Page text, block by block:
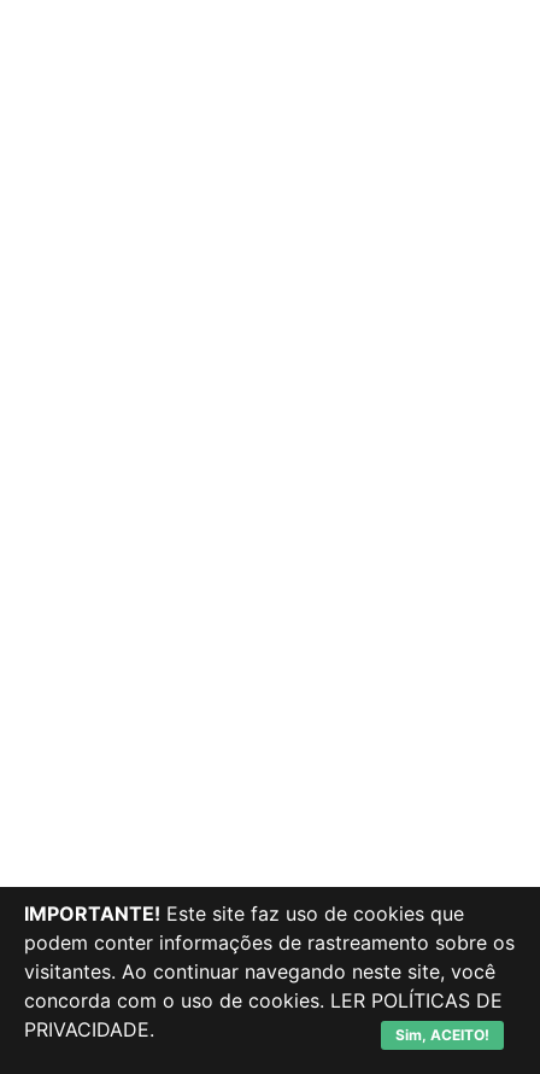
IMPORTANTE! Este site faz uso de cookies que
podem conter informações de rastreamento sobre os
visitantes. Ao continuar navegando neste site, você
concorda com o uso de cookies. LER POLÍTICAS DE
PRIVACIDADE.
Sim, ACEITO!